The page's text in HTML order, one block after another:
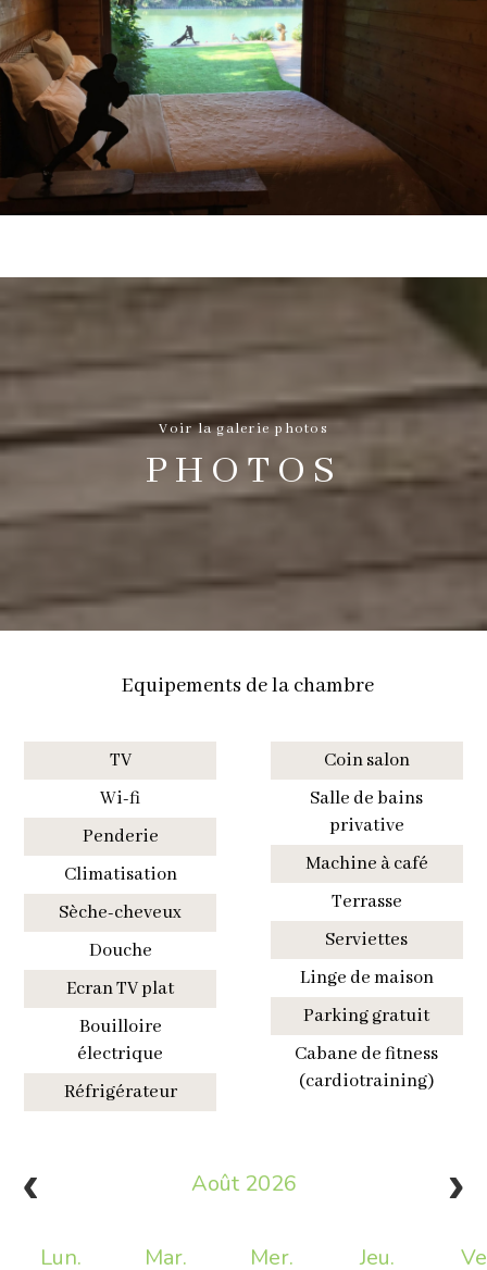
Voir la galerie photos
PHOTOS
Equipements de la chambre
TV
Wi-fi
Penderie
Climatisation
Sèche-cheveux
Douche
Ecran TV plat
Bouilloire
électrique
Réfrigérateur
Coin salon
Salle de bains
privative
Machine à café
Terrasse
Serviettes
Linge de maison
Parking gratuit
Cabane de fitness
(cardiotraining)
Août 2026
Lun. Mar. Mer. Jeu.